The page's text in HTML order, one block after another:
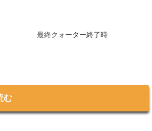
最終クォーター終了時
む